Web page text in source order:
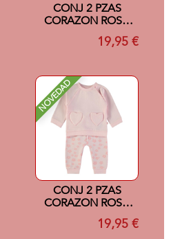
CONJ 2 PZAS
CORAZON ROSA
19,95 €
NOVEDAD
CONJ 2 PZAS
CORAZON ROSA
19,95 €